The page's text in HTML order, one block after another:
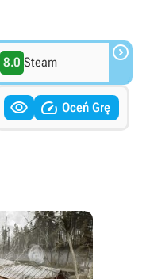
8.0 Steam 
  Oceń Grę